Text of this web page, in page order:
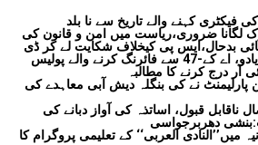
کہنے والے تاریخ سے نا بلد
لگانا ضروری،ریاست میں امن و قانون کی
بدحال،ایس پی کیخلاف شکایت لے کر ڈی
جی پی سے ملے تیجسوی یادو، اے کے-47 سے فائرنگ کرنے والے پولیس
آر درج کرنے کا مطالبہ
پارلیمنٹ نے کی بنگلہ دیش آبی معاہدے کی
قبول، اساتذہ کی آواز دبانے کی
دھربرجواسی
میں’’النادی العربی‘‘ کے تعلیمی پروگرام کا